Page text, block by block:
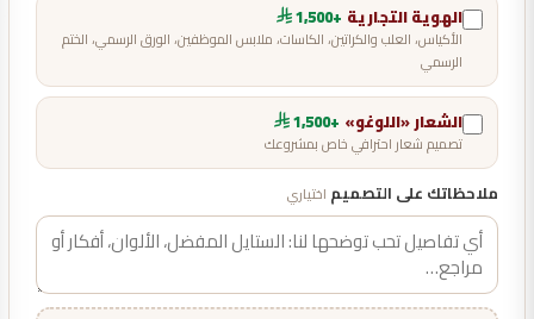
الهوية التجارية +1,500
الأكياس، العلب والكراتين، الكاسات، ملابس الموظفين، الورق الرسمي، الختم
الرسمي
الشعار «اللوغو» +1,500
تصميم شعار احترافي خاص بمشروعك
ملاحظاتك على التصميم اختياري